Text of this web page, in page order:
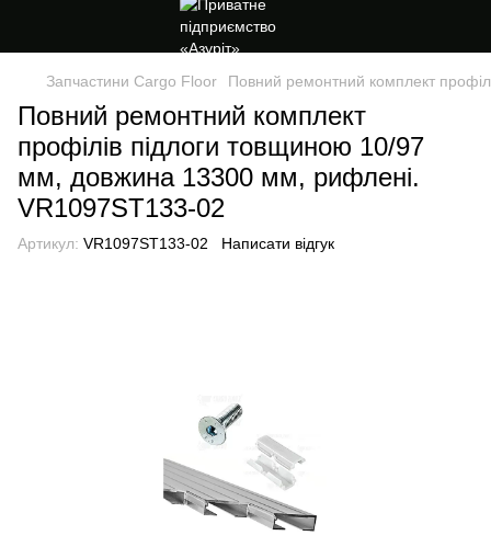
Запчастини Cargo Floor Повний ремонтний комплект
Повний ремонтний комплект
профілів підлоги товщиною 10/97
мм, довжина 13300 мм, рифлені.
VR1097ST133-02
Артикул: VR1097ST133-02 Написати відгук